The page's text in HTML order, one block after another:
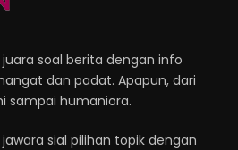
soal berita dengan info
dan padat. Apapun, dari
sampai humaniora.
sial pilihan topik dengan